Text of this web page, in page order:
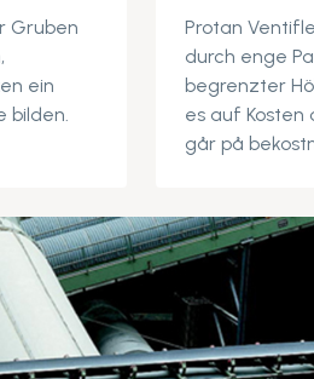
Gruben
ein
bilden.
Protan
durch enge
begrenzter
es auf
går på